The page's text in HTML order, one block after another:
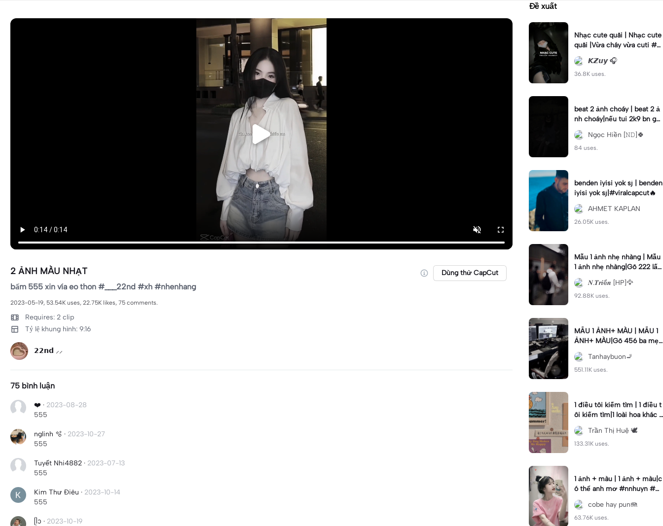
2 ẢNH MÀU NHẠT Dùng thử CapCut
bấm 555 xin vía eo thon #___22nd #xh #nhenhang
2023-05-19, 53.54K uses, 22.75K likes, 75 comments.
Requires: 2 clip
Tỷ lệ khung hình: 9:16
𝟮𝟮𝗻𝗱 ⸝⸝
75 bình luận
❤️ · 2023-08-28
555
nglinh 🫧 · 2023-10-27
555
Tuyết Nhi4882 · 2023-07-13
555
Kim Thư Điêu · 2023-10-14
555
ᥫᩣ · 2023-10-19
Đề xuất
Nhạc cute quãi | Nhạc cute
quãi |Vừa cháy vừa cuti #x
h #khahduy
𝙆𝙕𝙪𝙮 🎧
36.8K uses.
beat 2 ảnh choáy | beat 2 ả
nh choáy|nếu tui 2k9 bn gọi
tui là... #xhuong📌#hanna_e
dit#choayNgọc Hiền [𝙽𝙳]🍀
84 uses.
benden iyisi yok sj | benden
iyisi yok sj|#viralcapcut🔥
AHMET KAPLAN
26.05K uses.
Mẫu 1 ảnh nhẹ nhàng | Mẫu
1 ảnh nhẹ nhàng|Gõ 222 lấy
vía da trắng #xuhuong #nhi
ethuyet #1anh #fyp
𝑵.𝑻𝒓𝒊ể𝒏 [HP]🦅
92.88K uses.
MẪU 1 ẢNH+ MÀU | MẪU 1
ẢNH+ MÀU|Gõ 456 ba mẹ
được mạnh khoẻ #dductan
#mau1anh #mau
Tanhaybuon🚬
551.11K uses.
1 điều tôi kiếm tìm | 1 điều t
ôi kiếm tìm|1 loài hoa khác b
iệt 🐾 #xh#tranthihue#tth2
5#viralTrần Thị Huệ 🕊️
133.31K uses.
1 ảnh + màu | 1 ảnh + màu|c
ó thể anh mơ #nnhuyn #w
gts #xhuong📌
cobe hay pun🪼
63.76K uses.